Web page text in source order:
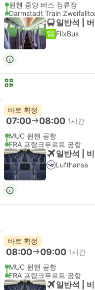
뮌헨 중앙 버스 정류장
Darmstadt Train
일반석 |
FlixBus
바로 확정
07:00 08:00 1시간
MUC 뮌헨 공항
FRA 프랑크푸르트 공항
일반석 |
Lufthansa
바로 확정
08:00 09:00 1시간
MUC 뮌헨 공항
FRA 프랑크푸르트 공항
일반석 |